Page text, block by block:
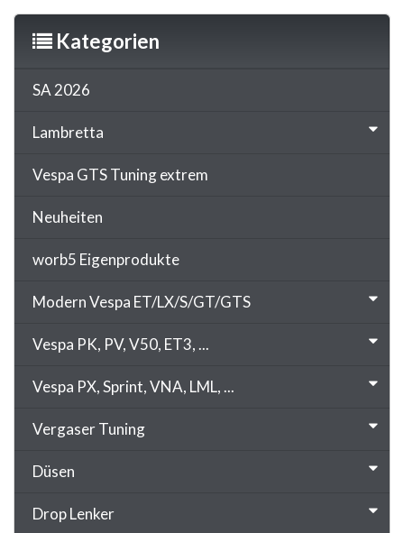
Kategorien
SA 2026
Lambretta
Vespa GTS Tuning extrem
Neuheiten
worb5 Eigenprodukte
Modern Vespa ET/LX/S/GT/GTS
Vespa PK, PV, V50, ET3, ...
Vespa PX, Sprint, VNA, LML, ...
Vergaser Tuning
Düsen
Drop Lenker